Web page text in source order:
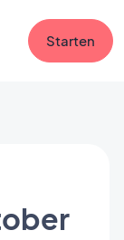
Starten